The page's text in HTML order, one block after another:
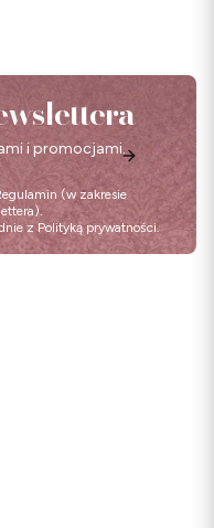
i promocjami.
(w zakresie
z Polityką prywatności.